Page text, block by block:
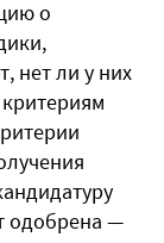
о
нет ли у них
одобрена —